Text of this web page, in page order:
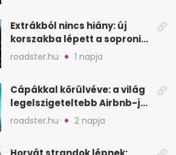
Extrákból nincs hiány: új
korszakba lépett a soproni
Fagus Hotel
roadster.hu 1 napja
Cápákkal körülvéve: a világ
legelszigeteltebb Airbnb-je
a nyílt tengeren
roadster.hu 2 napja